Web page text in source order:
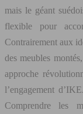
mais le géant
flexible pour
Contrairement aux
des meubles
approche
l’engagement
Comprendre les